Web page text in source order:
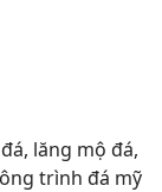
lăng mộ đá,
trình đá mỹ